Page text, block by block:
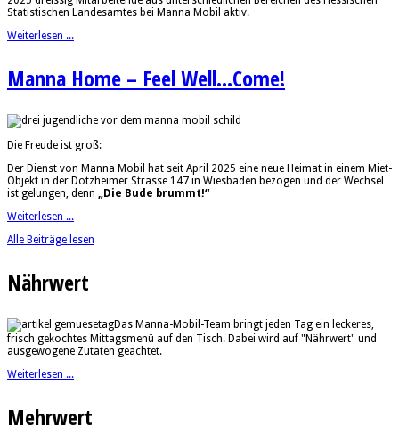
Statistischen Landesamtes bei Manna Mobil aktiv.
Weiterlesen ...
Manna Home – Feel Well...Come!
Die Freude ist groß:
Der Dienst von Manna Mobil hat seit April 2025 eine neue Heimat in einem Miet-
Objekt in der Dotzheimer Strasse 147 in Wiesbaden bezogen und der Wechsel
ist gelungen, denn „Die Bude brummt!“
Weiterlesen ...
Alle Beiträge lesen
Nährwert
Das Manna-Mobil-Team bringt jeden Tag ein leckeres,
frisch gekochtes Mittagsmenü auf den Tisch. Dabei wird auf "Nährwert" und
ausgewogene Zutaten geachtet.
Weiterlesen ...
Mehrwert